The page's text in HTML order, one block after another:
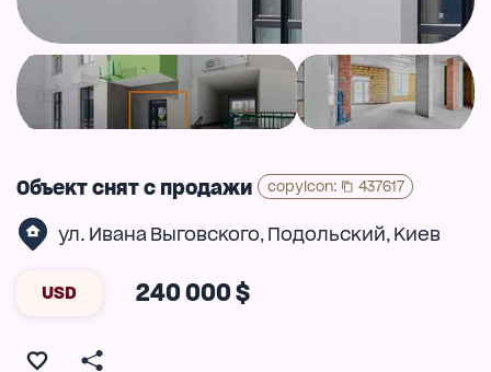
Объект снят с продажи copyIcon: 437617
ул. Ивана Выговского, Подольский, Киев
USD 240 000 $